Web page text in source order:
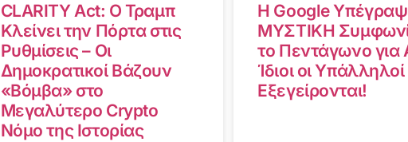
CLARITY Act: Ο Τραμπ
Κλείνει την Πόρτα στις
Ρυθμίσεις – Οι
Δημοκρατικοί Βάζουν
«Βόμβα» στο
Μεγαλύτερο Crypto
Νόμο της Ιστορίας
Η Google
ΜΥΣΤΙΚΗ
το Πεντάγωνο για
Ίδιοι οι
Εξεγείρονται!